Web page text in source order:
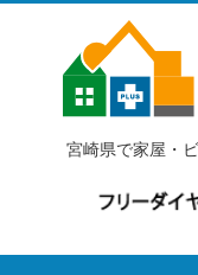
宮崎県で家屋・